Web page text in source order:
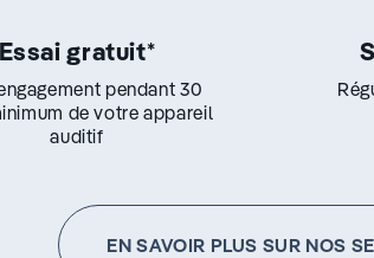
Essai gratuit*
pendant 30
de votre appareil
auditif
EN SAVOIR PLUS SUR NOS